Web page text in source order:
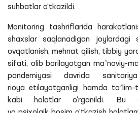
suhbatlar o‘tkazildi.
Monitoring tashriflarida
shaxslar saqlanadigan joylardagi
ovqatlanish, mehnat qilish, tibbiy
sifati, olib borilayotgan maʼnaviy-
pandemiyasi davrida
rioyaetilayotganligi hamda
kabi holatlar o‘rganildi. Bu